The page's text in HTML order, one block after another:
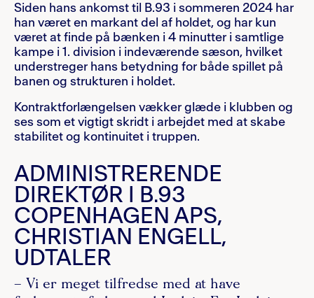
Siden hans ankomst til B.93 i sommeren 2024 har
han været en markant del af holdet, og har kun
været at finde på bænken i 4 minutter i samtlige
kampe i 1. division i indeværende sæson, hvilket
understreger hans betydning for både spillet på
banen og strukturen i holdet.
Kontraktforlængelsen vækker glæde i klubben og
ses som et vigtigt skridt i arbejdet med at skabe
stabilitet og kontinuitet i truppen.
ADMINISTRERENDE
DIREKTØR I B.93
COPENHAGEN APS,
CHRISTIAN ENGELL,
UDTALER
– ⁠Vi er meget tilfredse med at have